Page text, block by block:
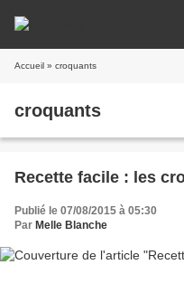
Accueil » croquants
croquants
Recette facile : les
Publié le 07/08/2015 à 05:30
Par Melle Blanche